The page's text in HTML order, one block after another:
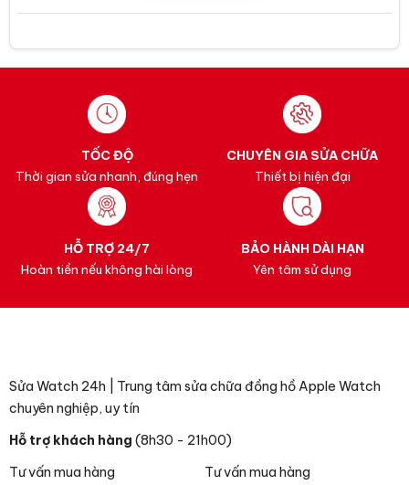
TỐC ĐỘ
Thời gian sửa nhanh, đúng hẹn
CHUYÊN GIA SỬA CHỮA
Thiết bị hiện đại
HỖ TRỢ 24/7
Hoàn tiền nếu không hài lòng
BẢO HÀNH DÀI HẠN
Yên tâm sử dụng
Sửa Watch 24h | Trung tâm sửa chữa đồng hồ Apple Watch
chuyên nghiệp, uy tín
Hỗ trợ khách hàng (8h30 - 21h00)
Tư vấn mua hàng
Tư vấn mua hàng